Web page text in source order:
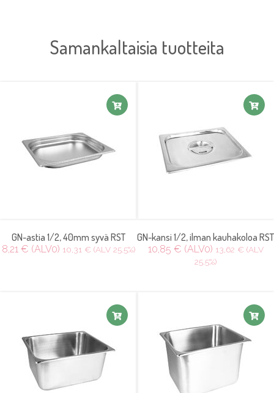
Samankaltaisia tuotteita
GN-astia 1/2, 40mm syvä RST
8,21 € (ALV0) 10,31 € (ALV 25.5%)
GN-kansi 1/2, ilman kauhakoloa RST
10,85 € (ALV0) 13,62 € (ALV
25.5%)